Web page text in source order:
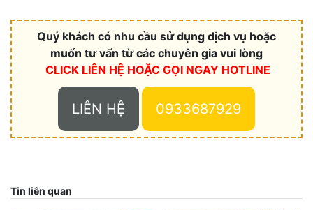
Quý khách có nhu cầu sử dụng dịch vụ hoặc
muốn tư vấn từ các chuyên gia vui lòng
CLICK LIÊN HỆ HOẶC GỌI NGAY HOTLINE
LIÊN HỆ 0933687929
Tin liên quan